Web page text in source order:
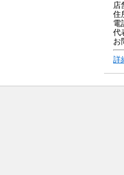
店
住
電
代
お
詳